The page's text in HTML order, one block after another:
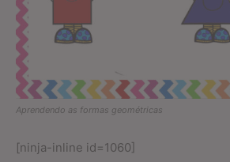
Aprendendo as formas geométricas
[ninja-inline id=1060]